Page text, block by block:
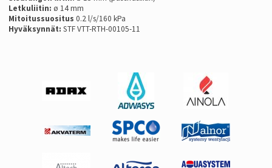
Letkuliitin: ø 14 mm
Mitoitussuositus 0.2 l/s/160 kPa
Hyväksynnät: STF VTT-RTH-00105-11